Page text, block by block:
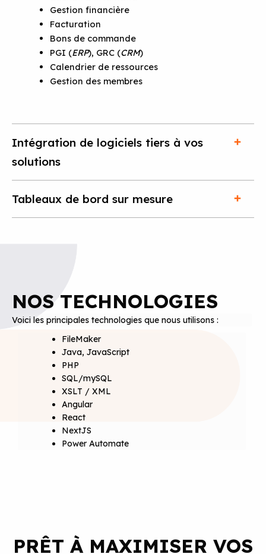
Gestion financière
Facturation
Bons de commande
PGI (ERP), GRC (CRM)
Calendrier de ressources
Gestion des membres
Intégration de logiciels tiers à vos
solutions
Tableaux de bord sur mesure
NOS TECHNOLOGIES
Voici les principales technologies que nous utilisons :
FileMaker
Java, JavaScript
PHP
SQL/mySQL
XSLT / XML
Angular
React
NextJS
Power Automate
PRÊT À MAXIMISER VOS